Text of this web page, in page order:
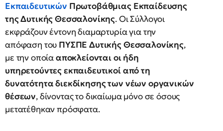
Εκπαιδευτικών Πρωτοβάθμιας Εκπαίδευσης
της Δυτικής Θεσσαλονίκης. Οι Σύλλογοι
εκφράζουν έντονη διαμαρτυρία για την
απόφαση του ΠΥΣΠΕ Δυτικής Θεσσαλονίκης,
με την οποίααποκλείονται οι ήδη
υπηρετούντες εκπαιδευτικοί από τη
δυνατότητα διεκδίκησης των νέων οργανικών
θέσεων, δίνοντας το δικαίωμα μόνο σε όσους
μετατέθηκαν πρόσφατα.